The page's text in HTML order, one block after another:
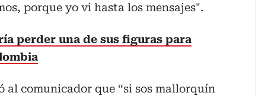
porque yo vi hasta los mensajes".
perder una de sus figuras para
al comunicador que “si sos mallorquín